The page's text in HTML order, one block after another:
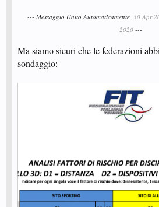
--- Messaggio Unito Automaticamente, 30 Apr
2020---
Ma siamo sicuri che le federazioni
sondaggio: